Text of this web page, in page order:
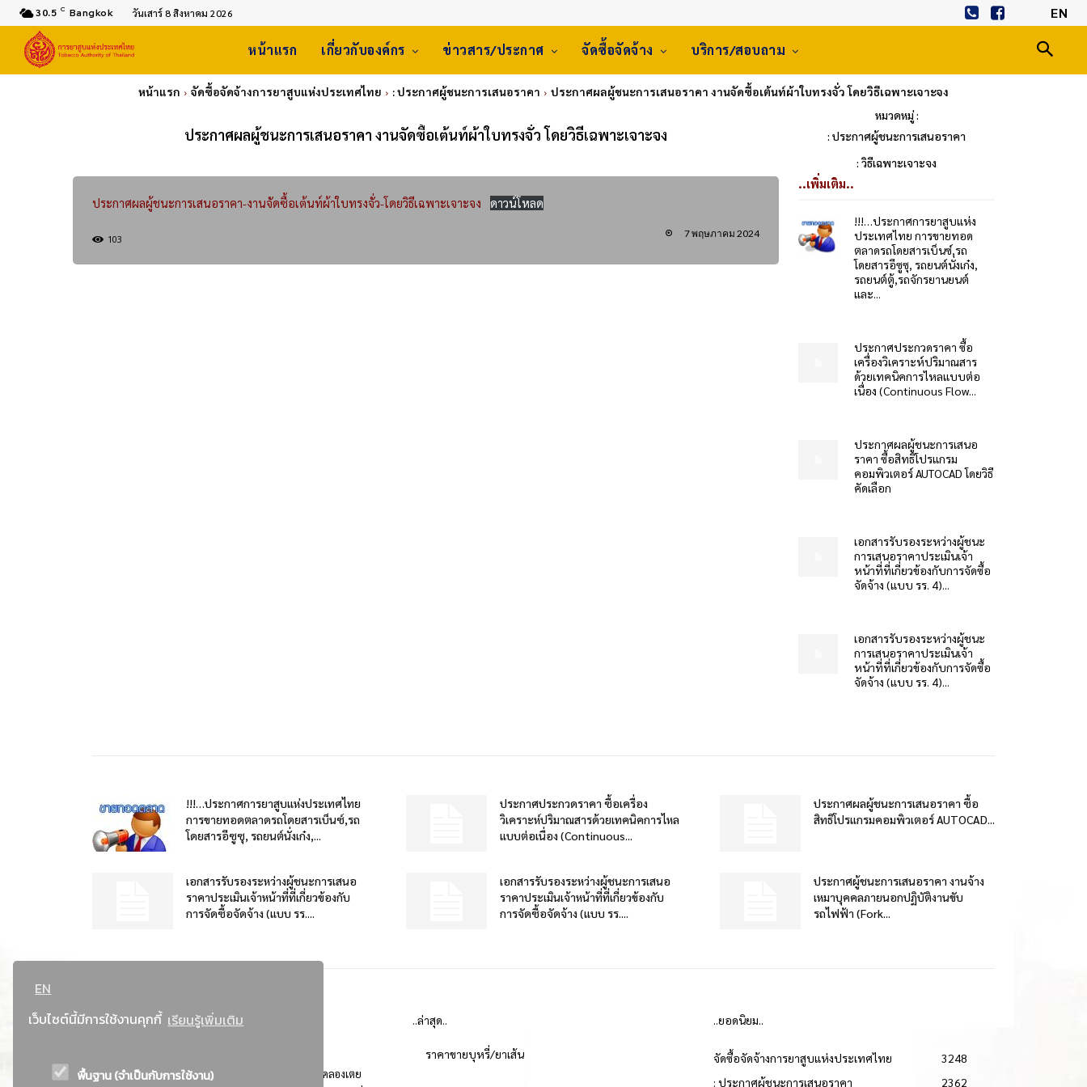
EN
เว็บไซต์นี้มีการใช้งานคุกกี้ เรียนรู้เพิ่มเติม
พื้นฐาน (จำเป็นกับการใช้งาน)
30.5 C Bangkok วันเสาร์ 8 สิงหาคม 2026 EN
หน้าแรก เกี่ยวกับองค์กร ข่าวสาร/ประกาศ จัดซื้อจัดจ้าง บริการ/สอบถาม
หน้าแรก จัดซื้อจัดจ้างการยาสูบแห่งประเทศไทย : ประกาศผู้ชนะการเสนอราคา ประกาศผลผู้ชนะการเสนอราคา งานจัดซื้อเต้นท์ผ้าใบทรงจั่ว โดยวิธีเฉพาะเจาะจง
ประกาศผลผู้ชนะการเสนอราคา งานจัดซื้อเต้นท์ผ้าใบทรงจั่ว โดยวิธีเฉพาะเจาะจง
หมวดหมู่ :
: ประกาศผู้ชนะการเสนอราคา
: วิธีเฉพาะเจาะจง
ประกาศผลผู้ชนะการเสนอราคา-งานจัดซื้อเต้นท์ผ้าใบทรงจั่ว-โดยวิธีเฉพาะเจาะจง ดาวน์โหลด
103 7 พฤษภาคม 2024
..เพิ่มเติม..
!!!…ประกาศการยาสูบแห่ง
ประเทศไทย การขายทอด
ตลาดรถโดยสารเบ็นซ์,รถ
โดยสารอีซูซุ, รถยนต์นั่งเก๋ง,
รถยนต์ตู้,รถจักรยานยนต์
และ...
ประกาศประกวดราคา ซื้อ
เครื่องวิเคราะห์ปริมาณสาร
ด้วยเทคนิคการไหลแบบต่อ
เนื่อง (Continuous Flow...
ประกาศผลผู้ชนะการเสนอ
ราคา ซื้อสิทธิโปรแกรม
คอมพิวเตอร์ AUTOCAD โดยวิธี
คัดเลือก
เอกสารรับรองระหว่างผู้ชนะ
การเสนอราคาประเมินเจ้า
หน้าที่ที่เกี่ยวข้องกับการจัดซื้อ
จัดจ้าง (แบบ รร. 4)...
เอกสารรับรองระหว่างผู้ชนะ
การเสนอราคาประเมินเจ้า
หน้าที่ที่เกี่ยวข้องกับการจัดซื้อ
จัดจ้าง (แบบ รร. 4)...
!!!…ประกาศการยาสูบแห่งประเทศไทย
การขายทอดตลาดรถโดยสารเบ็นซ์,รถ
โดยสารอีซูซุ, รถยนต์นั่งเก๋ง,...
ประกาศประกวดราคา ซื้อเครื่อง
วิเคราะห์ปริมาณสารด้วยเทคนิคการไหล
แบบต่อเนื่อง (Continuous...
ประกาศผลผู้ชนะการเสนอราคา ซื้อ
สิทธิโปรแกรมคอมพิวเตอร์ AUTOCAD...
เอกสารรับรองระหว่างผู้ชนะการเสนอ
ราคาประเมินเจ้าหน้าที่ที่เกี่ยวข้องกับ
การจัดซื้อจัดจ้าง (แบบ รร....
เอกสารรับรองระหว่างผู้ชนะการเสนอ
ราคาประเมินเจ้าหน้าที่ที่เกี่ยวข้องกับ
การจัดซื้อจัดจ้าง (แบบ รร....
ประกาศผู้ชนะการเสนอราคา งานจ้าง
เหมาบุคคลภายนอกปฏิบัติงานขับ
รถไฟฟ้า (Fork...
ที่อยู่ : 184 ถนนพระรามที่ 4 แขวงคลองเตย เขตคลองเตย
..ล่าสุด..
ราคาขายบุหรี่/ยาเส้น
..ยอดนิยม..
จัดซื้อจัดจ้างการยาสูบแห่งประเทศไทย
3248
: ประกาศผู้ชนะการเสนอราคา
2362